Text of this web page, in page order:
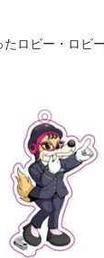
ロビー・ロビ